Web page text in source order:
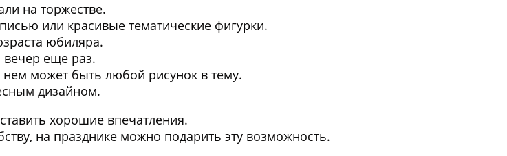
на торжестве.
или красивые тематические фигурки.
юбиляра.
еще раз.
может быть любой рисунок в тему.
дизайном.
хорошие впечатления.
на празднике можно подарить эту возможность.